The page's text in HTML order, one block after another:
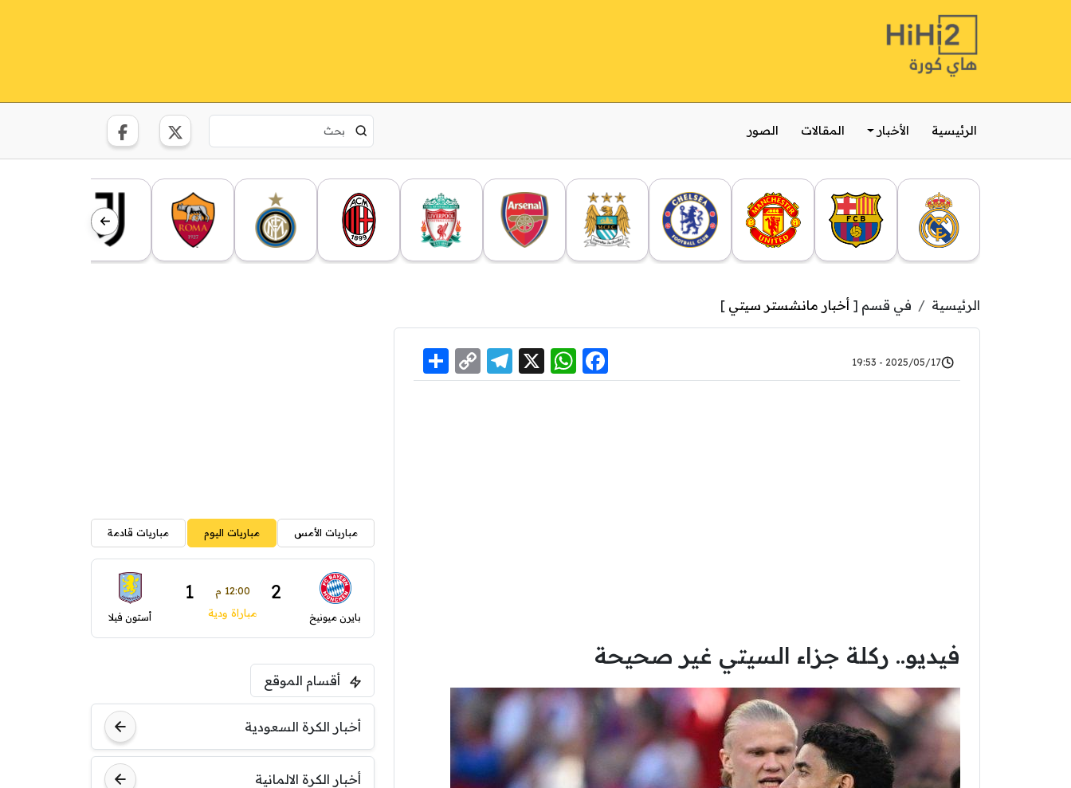
الرئيسية الأخبار المقالات الصور
الرئيسية في قسم [ أخبار مانشستر سيتي ]
2025/05/17 - 19:53
Facebook
WhatsApp
X
Telegram
Copy
Link
فيديو.. ركلة جزاء السيتي غير صحيحة
مباريات الأمس مباريات اليوم مباريات قادمة
بايرن ميونيخ
2 12:00 م 1
مباراة ودية أستون فيلا
أقسام الموقع
أخبار الكرة السعودية
أخبار الكرة الالمانية